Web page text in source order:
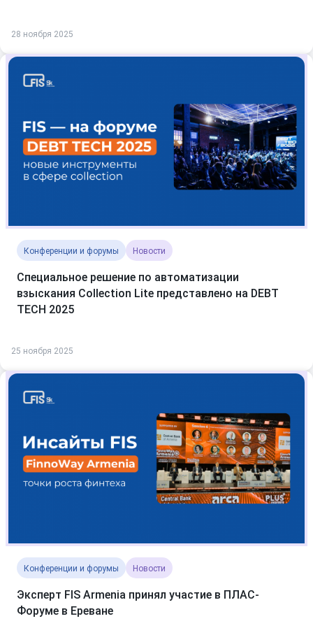
28 ноября 2025
Конференции и форумы Новости
Специальное решение по автоматизации
взыскания Collection Lite представлено на DEBT
TECH 2025
25 ноября 2025
Конференции и форумы Новости
Эксперт FIS Armenia принял участие в ПЛАС-
Форуме в Ереване